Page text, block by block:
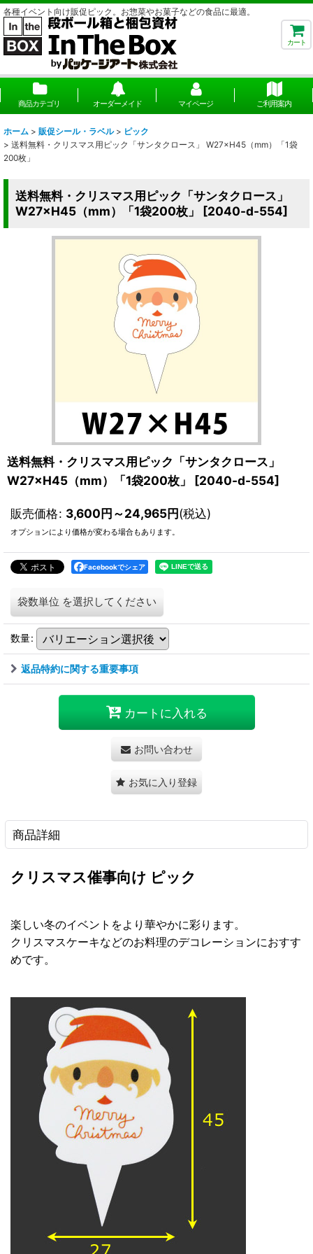
各種イベント向け販促ピック。お惣菜やお菓子などの食品に最適。
カート
商品カテゴリ オーダーメイド マイページ ご利用案内
ホーム > 販促シール・ラベル > ピック
> 送料無料・クリスマス用ピック「サンタクロース」 W27×H45（mm）「1袋
200枚」
送料無料・クリスマス用ピック「サンタクロース」
W27×H45（mm）「1袋200枚」
[2040-d-554]
送料無料・クリスマス用ピック「サンタクロース」
W27×H45（mm）「1袋200枚」
[2040-d-554]
販売価格: 3,600円～24,965円(税込)
オプションにより価格が変わる場合もあります。
Facebookでシェア
袋数単位 を選択してください
数量:
返品特約に関する重要事項
カートに入れる
お問い合わせ
お気に入り登録
商品詳細
クリスマス催事向け ピック
楽しい冬のイベントをより華やかに彩ります。
クリスマスケーキなどのお料理のデコレーションにおすす
めです。